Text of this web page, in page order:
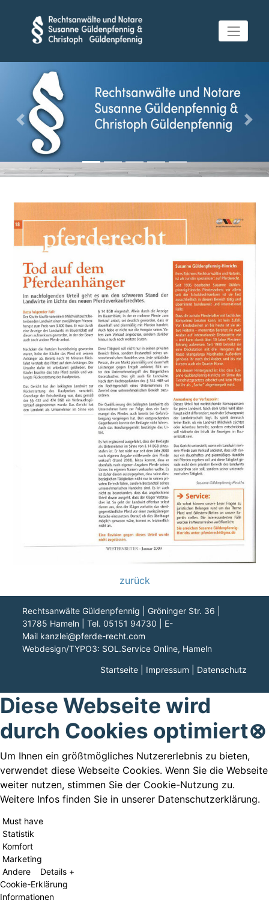
Previous Next
zurück
Rechtsanwälte Güldenpfennig | Gröninger Str. 36 |
31785 Hameln | Tel. 05151 94730 | E-
Mail kanzlei@pferde-recht.com
Webdesign/TYPO3: SOL.Service Online, Hameln
Startseite| Impressum Datenschutz
Diese Webseite wird
durch Cookies optimiert⊗
Um Ihnen ein größtmögliches Nutzererlebnis zu bieten,
verwendet diese Webseite Cookies. Wenn Sie die Webseite
weiter nutzen, stimmen Sie der Cookie-Nutzung zu.
Weitere Infos finden Sie in unserer Datenschutzerklärung.
Must have
Statistik
Komfort
Marketing
Andere
Details +
Cookie-Erklärung
Informationen